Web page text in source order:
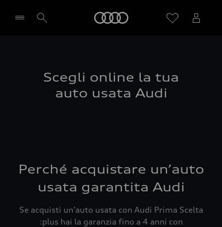
Scegli online la tua
auto usata Audi
Perché acquistare un’auto
usata garantita Audi
Se acquisti un’auto usata con Audi Prima Scelta
:plus hai la garanzia fino a 4 anni con